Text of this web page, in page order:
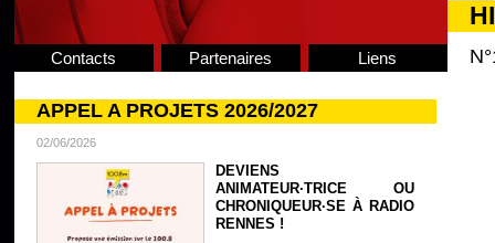
Contacts Partenaires Liens
APPEL A PROJETS 2026/2027
02/06/2026
DEVIENS
ANIMATEUR·TRICE OU
CHRONIQUEUR·SE À RADIO
RENNES !